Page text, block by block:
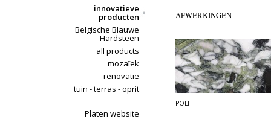
innovatieve
producten
Belgische Blauwe
Hardsteen
all products
mozaïek
renovatie
tuin - terras - oprit
Platen website
AFWERKINGEN
POLI